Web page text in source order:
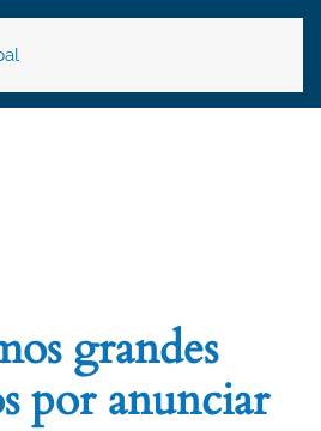
grandes
por anunciar